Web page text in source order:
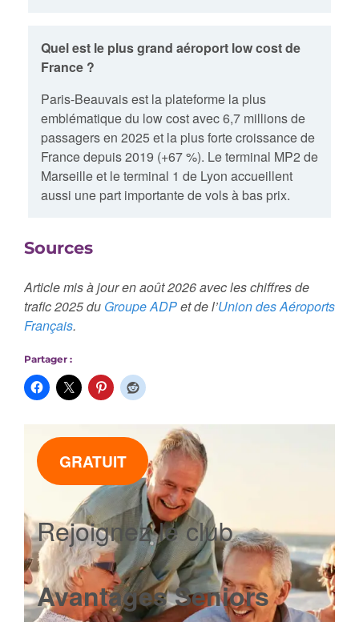
Quel est le plus grand aéroport low cost de
France ?
Paris-Beauvais est la plateforme la plus
emblématique du low cost avec 6,7 millions de
passagers en 2025 et la plus forte croissance de
France depuis 2019 (+67 %). Le terminal MP2 de
Marseille et le terminal 1 de Lyon accueillent
aussi une part importante de vols à bas prix.
Sources
Article mis à jour en août 2026 avec les chiffres de
trafic 2025 du Groupe ADPet de l’Union des Aéroports
Français.
Partager :
GRATUIT
Rejoignez le club
Avantages Seniors